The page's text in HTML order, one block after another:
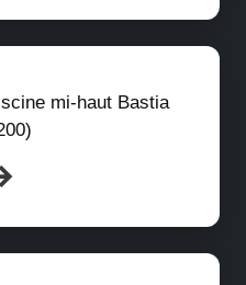
mi-haut Bastia